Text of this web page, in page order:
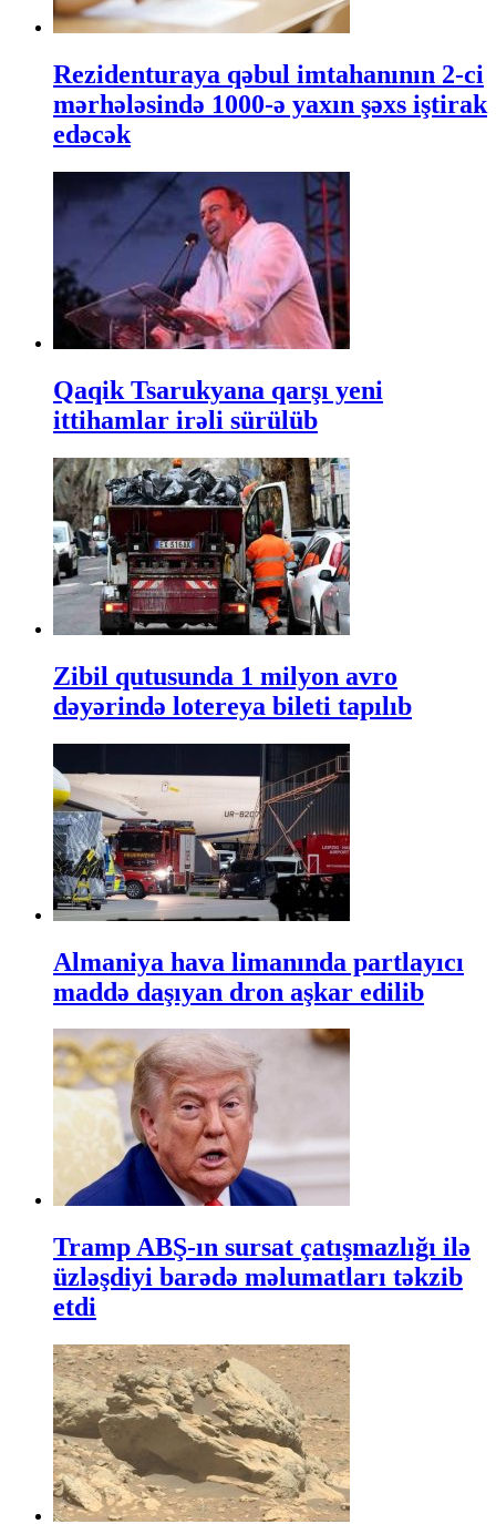
Rezidenturaya qəbul imtahanının 2-ci
mərhələsində 1000-ə yaxın şəxs iştirak
edəcək
Qaqik Tsarukyana qarşı yeni
ittihamlar irəli sürülüb
Zibil qutusunda 1 milyon avro
dəyərində lotereya bileti tapılıb
Almaniya hava limanında partlayıcı
maddə daşıyan dron aşkar edilib
Tramp ABŞ-ın sursat çatışmazlığı ilə
üzləşdiyi barədə məlumatları təkzib
etdi